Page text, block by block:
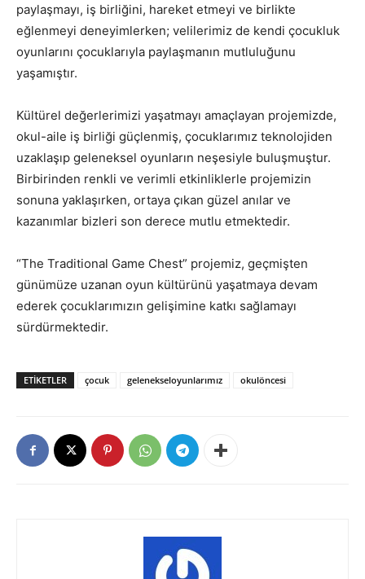
paylaşmayı, iş birliğini, hareket etmeyi ve birlikte
eğlenmeyi deneyimlerken; velilerimiz de kendi çocukluk
oyunlarını çocuklarıyla paylaşmanın mutluluğunu
yaşamıştır.
Kültürel değerlerimizi yaşatmayı amaçlayan projemizde,
okul-aile iş birliği güçlenmiş, çocuklarımız teknolojiden
uzaklaşıp geleneksel oyunların neşesiyle buluşmuştur.
Birbirinden renkli ve verimli etkinliklerle projemizin
sonuna yaklaşırken, ortaya çıkan güzel anılar ve
kazanımlar bizleri son derece mutlu etmektedir.
“The Traditional Game Chest” projemiz, geçmişten
günümüze uzanan oyun kültürünü yaşatmaya devam
ederek çocuklarımızın gelişimine katkı sağlamayı
sürdürmektedir.
ETIKETLER çocuk gelenekseloyunlarımız okulöncesi